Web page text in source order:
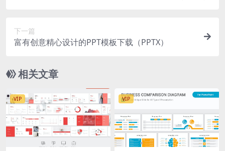
下一篇
富有创意精心设计的PPT模板下载（PPTX）
相关文章
VIP VIP